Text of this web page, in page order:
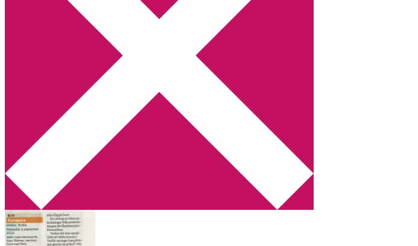
Webbshop Amazon
Utskriftscentralen
Min tv-blogg
You are here:Home Archives for Joseph Finder
Apropå Paranoia av Joseph Finder
2013-09-05 Annika